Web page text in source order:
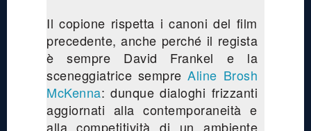
Il copione rispetta i canoni del film
precedente, anche perché il regista
è sempre David Frankel e la
sceneggiatrice sempreAline Brosh
McKenna: dunque dialoghi frizzanti
aggiornati alla contemporaneità e
alla competitività di un ambiente